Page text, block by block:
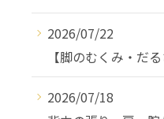
2026/07/22
【脚のむくみ・だ
2026/07/18